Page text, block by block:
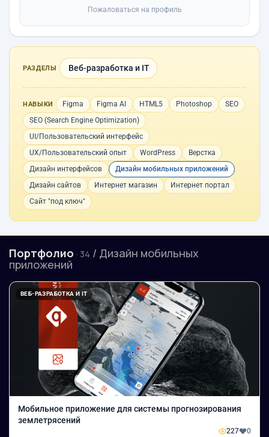
Пожаловаться на профиль
РАЗДЕЛЫ Веб-разработка и IT
НАВЫКИ Figma Figma AI HTML5 Photoshop
SEO
SEO (Search Engine Optimization)
UI/Пользовательский интерфейс
UX/Пользовательский опыт
WordPress
Верстка
Дизайн интерфейсов
Дизайн мобильных приложений
Дизайн сайтов
Интернет магазин
Интернет портал
Сайт "под ключ"
Портфолио · 34 / Дизайн мобильных
приложений
ВЕБ-РАЗРАБОТКА И IT
Мобильное приложение для системы прогнозирования
землетрясений
227 0